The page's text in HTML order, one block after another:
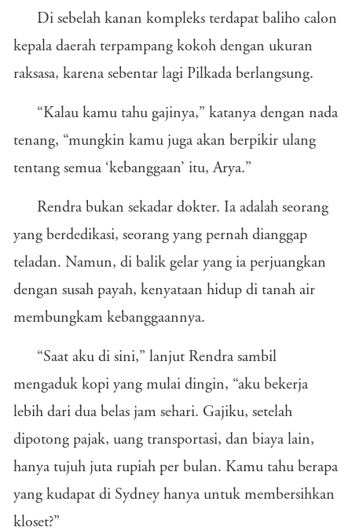
Di sebelah kanan kompleks terdapat baliho calon
kepala daerah terpampang kokoh dengan ukuran
raksasa, karena sebentar lagi Pilkada berlangsung.
“Kalau kamu tahu gajinya,” katanya dengan nada
tenang, “mungkin kamu juga akan berpikir ulang
tentang semua ‘kebanggaan’ itu, Arya.”
Rendra bukan sekadar dokter. Ia adalah seorang
yang berdedikasi, seorang yang pernah dianggap
teladan. Namun, di balik gelar yang ia perjuangkan
dengan susah payah, kenyataan hidup di tanah air
membungkam kebanggaannya.
“Saat aku di sini,” lanjut Rendra sambil
mengaduk kopi yang mulai dingin, “aku bekerja
lebih dari dua belas jam sehari. Gajiku, setelah
dipotong pajak, uang transportasi, dan biaya lain,
hanya tujuh juta rupiah per bulan. Kamu tahu berapa
yang kudapat di Sydney hanya untuk membersihkan
kloset?”